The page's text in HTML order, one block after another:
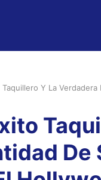
Y La Verdadera
De